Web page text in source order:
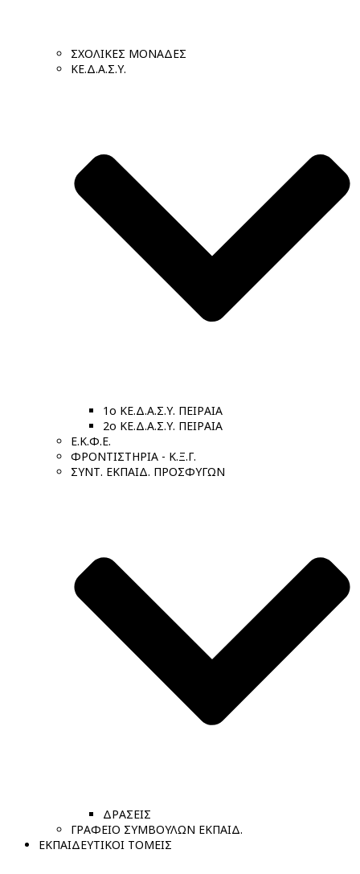
ΣΧΟΛΙΚΕΣ ΜΟΝΑΔΕΣ
ΚΕ.Δ.Α.Σ.Υ.
1ο ΚΕ.Δ.Α.Σ.Υ. ΠΕΙΡΑΙΑ
2ο ΚΕ.Δ.Α.Σ.Υ. ΠΕΙΡΑΙΑ
Ε.Κ.Φ.Ε.
ΦΡΟΝΤΙΣΤΗΡΙΑ - Κ.Ξ.Γ.
ΣΥΝΤ. ΕΚΠΑΙΔ. ΠΡΟΣΦΥΓΩΝ
ΔΡΑΣΕΙΣ
ΓΡΑΦΕΙΟ ΣΥΜΒΟΥΛΩΝ ΕΚΠΑΙΔ.
ΕΚΠΑΙΔΕΥΤΙΚΟΙ ΤΟΜΕΙΣ